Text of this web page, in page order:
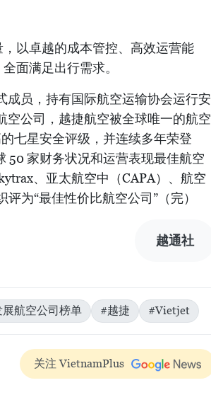
以卓越的成本管控、高效运营能
面满足出行需求。
员，持有国际航空运输协会运行安
空公司，越捷航空被全球唯一的航空
七星安全评级，并连续多年荣登
50 家财务状况和运营表现最佳航空
、亚太航空中（CAPA）、航空
为“最佳性价比航空公司”（完）
越通社
航空公司榜单 #越捷 #Vietjet
关注 VietnamPlus